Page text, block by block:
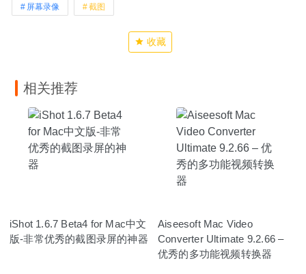
屏幕录像 截图
收藏
相关推荐
iShot 1.6.7 Beta4 for Mac中文
版-非常优秀的截图录屏的神器
Aiseesoft Mac Video
Converter Ultimate 9.2.66 –
优秀的多功能视频转换器